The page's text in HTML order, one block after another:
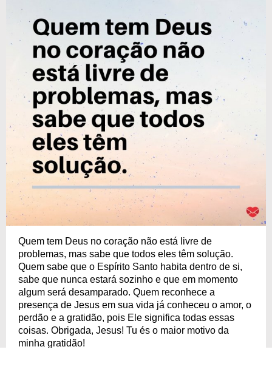
Quem tem Deus no coração não está livre de
problemas, mas sabe que todos eles têm solução.
Quem sabe que o Espírito Santo habita dentro de si,
sabe que nunca estará sozinho e que em momento
algum será desamparado. Quem reconhece a
presença de Jesus em sua vida já conheceu o amor, o
perdão e a gratidão, pois Ele significa todas essas
coisas. Obrigada, Jesus! Tu és o maior motivo da
minha gratidão!